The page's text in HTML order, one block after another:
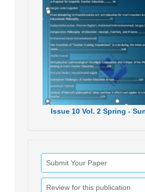
Issue10 Vol. 2 Spring -
Submit Your Paper
Review for this publication